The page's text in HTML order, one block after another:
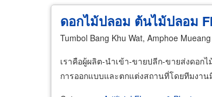
ดอกไม้ปลอม ต้นไม้ปลอม
Tumbol Bang Khu Wat, Amphoe
เราคือผู้ผลิต-นำเข้า-ขายปลีก-ขายส่งดอก
การออกแบบและตกแต่งสถานที่โดยทีมงา